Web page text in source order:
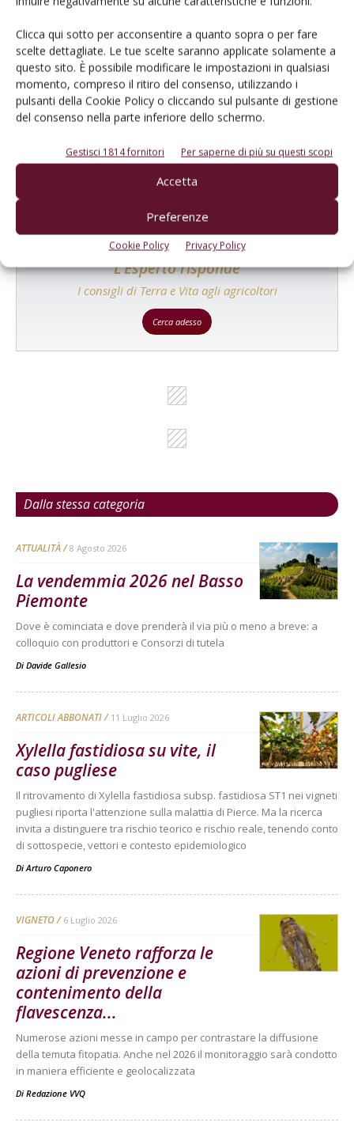
Clicca qui sotto per acconsentire a quanto sopra o per fare
scelte dettagliate. Le tue scelte saranno applicate solamente a
questo sito. È possibile modificare le impostazioni in qualsiasi
momento, compreso il ritiro del consenso, utilizzando i
pulsanti della Cookie Policy o cliccando sul pulsante di gestione
del consenso nella parte inferiore dello schermo.
Gestisci 1814 fornitori Per saperne di più su questi scopi
Accetta
Preferenze
Cookie Policy Privacy Policy
Catalogo Aziende e Prodotti
Un modo semplice per cercare un'azienda o un
prodotto!
Cerca adesso
L'Esperto risponde
I consigli di Terra e Vita agli agricoltori
Cerca adesso
Dalla stessa categoria
ATTUALITÀ 8 Agosto 2026
La vendemmia 2026 nel Basso
Piemonte
Dove è cominciata e dove prenderà il via più o meno a breve: a
colloquio con produttori e Consorzi di tutela
Di Davide Gallesio
ARTICOLI ABBONATI 11 Luglio 2026
Xylella fastidiosa su vite, il
caso pugliese
Il ritrovamento di Xylella fastidiosa subsp. fastidiosa ST1 nei vigneti
pugliesi riporta l'attenzione sulla malattia di Pierce. Ma la ricerca
invita a distinguere tra rischio teorico e rischio reale, tenendo conto
di sottospecie, vettori e contesto epidemiologico
DiArturo Caponero
VIGNETO 6 Luglio 2026
Regione Veneto rafforza le
azioni di prevenzione e
contenimento della
flavescenza...
Numerose azioni messe in campo per contrastare la diffusione
della temuta fitopatia. Anche nel 2026 il monitoraggio sarà condotto
in maniera efficiente e geolocalizzata
Di Redazione VVQ